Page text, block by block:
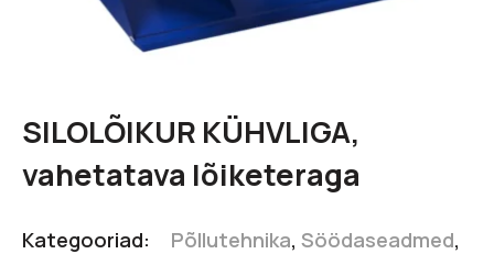
SILOLÕIKUR KÜHVLIGA,
vahetatava lõiketeraga
Kategooriad: Põllutehnika, Söödaseadmed,